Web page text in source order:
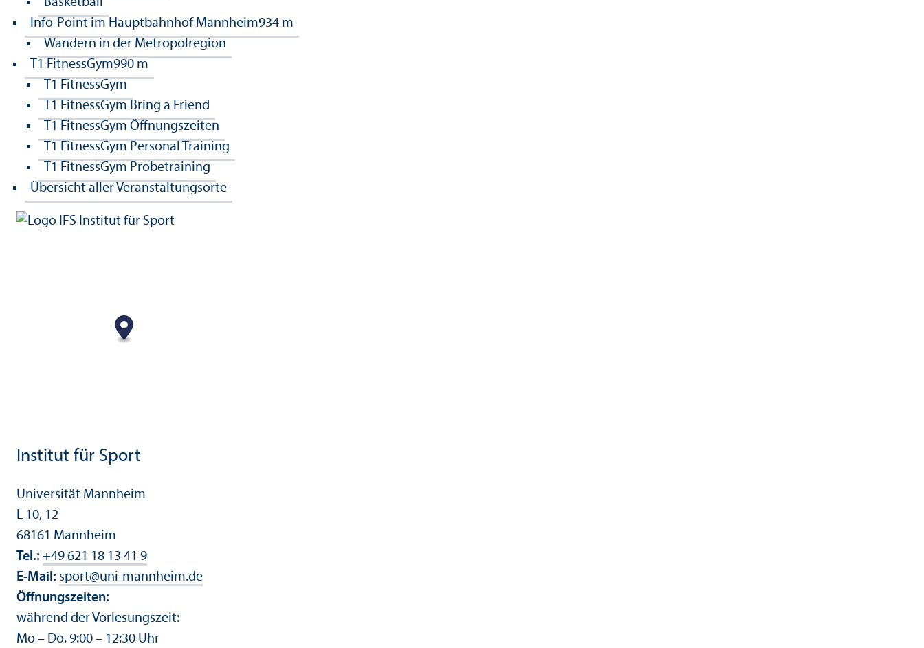
Info-Point im Hauptbahnhof Mannheim934 m
Wandern in der Metropolregion
T1 FitnessGym990 m
T1 FitnessGym
T1 FitnessGym Bring a Friend
T1 FitnessGym Öffnungszeiten
T1 FitnessGym Personal Training
T1 FitnessGym Probetraining
Übersicht aller Veranstaltungsorte
Institut für Sport
Universität Mannheim
L 10, 12
68161 Mannheim
Tel.: +49 621 18 13 41 9
E-Mail: sport@uni-mannheim.de
Öffnungs­zeiten:
während der Vorlesungs­zeit:
Mo – Do. 9:00 – 12:30 Uhr